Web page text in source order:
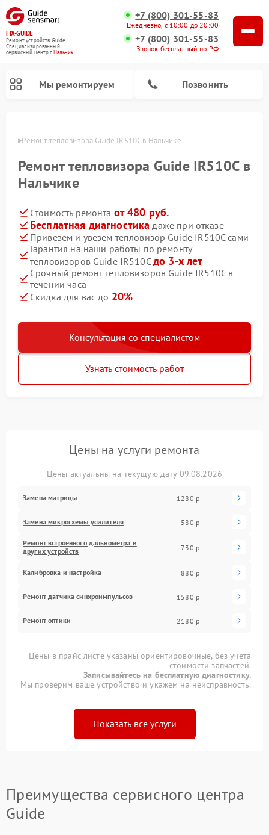
FIX-GUIDE
Ремонт устройств Guide
Специализированный
cервисный центр г.Нальчик
+7 (800) 301-55-83
Ежедневно, с 10:00 до 20:00
+7 (800) 301-55-83
Звонок бесплатный по РФ
Мы ремонтируем Позвонить
Ремонт тепловизора Guide IR510C в Нальчике
Ремонт тепловизора Guide IR510C в
Нальчике
Стоимость ремонта от 480 руб.
Бесплатная диагностика даже при отказе
Привезем и увезем тепловизор Guide IR510C сами
Гарантия на наши работы по ремонту
тепловизоров Guide IR510Cдо 3-х лет
Срочный ремонт тепловизоров Guide IR510C в
течении часа
Скидка для вас до 20%
Консультация со специалистом
Узнать стоимость работ
Цены на услуги ремонта
Цены актуальны на текущую дату 09.08.2026
Замена матрицы 1280 р
Замена микросхемы усилителя 580 р
Ремонт встроенного дальнометра и
других устройств
730 р
Калибровка и настройка 880 р
Ремонт датчика синхроимпульсов 1580 р
Ремонт оптики 2180 р
Цены в прайс-листе указаны ориентировочные, без учета
стоимости запчастей.
Записывайтесь на бесплатную диагностику.
Мы проверим ваше устройство и укажем на неисправность.
Показать все услуги
Преимущества сервисного центра
Guide